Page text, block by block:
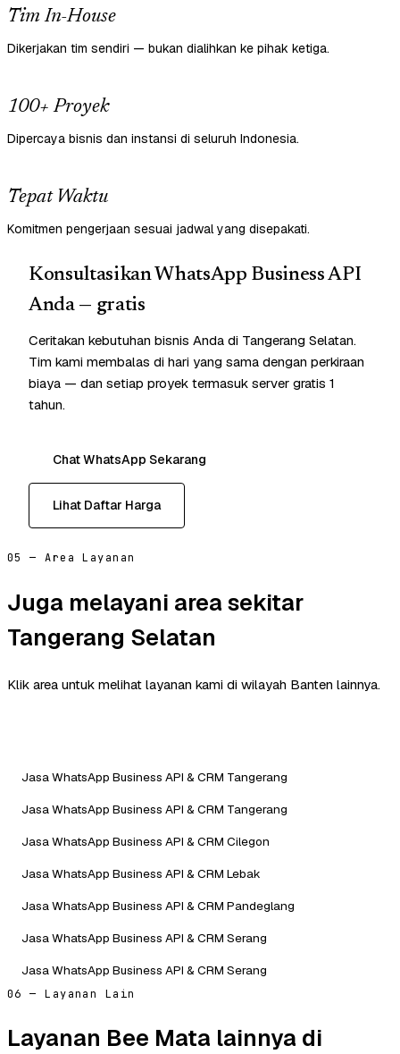
Tim In-House
Dikerjakan tim sendiri — bukan dialihkan ke pihak ketiga.
100+ Proyek
Dipercaya bisnis dan instansi di seluruh Indonesia.
Tepat Waktu
Komitmen pengerjaan sesuai jadwal yang disepakati.
Konsultasikan WhatsApp Business API
Anda — gratis
Ceritakan kebutuhan bisnis Anda di Tangerang Selatan.
Tim kami membalas di hari yang sama dengan perkiraan
biaya — dan setiap proyek termasuk server gratis 1
tahun.
Chat WhatsApp Sekarang
Lihat Daftar Harga
05 — Area Layanan
Juga melayani area sekitar
Tangerang Selatan
Klik area untuk melihat layanan kami di wilayah Banten lainnya.
Jasa WhatsApp Business API & CRM Tangerang
Jasa WhatsApp Business API & CRM Tangerang
Jasa WhatsApp Business API & CRM Cilegon
Jasa WhatsApp Business API & CRM Lebak
Jasa WhatsApp Business API & CRM Pandeglang
Jasa WhatsApp Business API & CRM Serang
Jasa WhatsApp Business API & CRM Serang
06 — Layanan Lain
Layanan Bee Mata lainnya di